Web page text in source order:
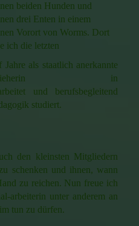
beiden Hunden und
drei Enten in einem
Vorort von Worms. Dort
ich die letzten
Jahre als staatlich anerkannte
in
und berufsbegleitend
studiert.
den kleinsten Mitgliedern
schenken und ihnen, wann
zu reichen. Nun freue ich
arbeiterin unter anderem an
tun zu dürfen.